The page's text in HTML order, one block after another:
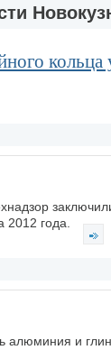
2012 года.
и